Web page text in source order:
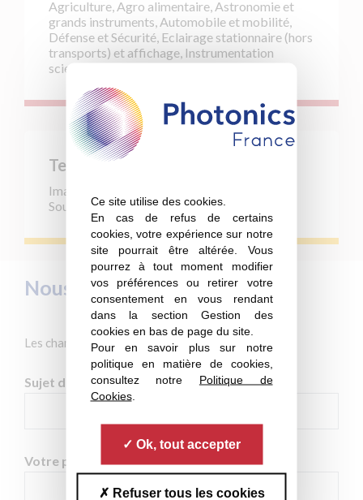
Ce site utilise des cookies.
En cas de refus de certains
cookies, votre expérience sur notre
site pourrait être altérée. Vous
pourrez à tout moment modifier
vos préférences ou retirer votre
consentement en vous rendant
dans la section Gestion des
cookies en bas de page du site.
Pour en savoir plus sur notre
politique en matière de cookies,
consultez notre Politique de
Cookies.
Ok, tout accepter
Refuser tous les cookies
Agriculture, Agro alimentaire, Astronomie et
grands instruments, Automobile et mobilité,
Défense et Sécurité, Eclairage stationnaire (hors
transports) et affichage, Instrumentation
scientifique, Médical et vivant
Technologies
Imageurs, Opto mécanique, Sources Laser,
Sources LED, Spectrométrie, Systèmes Laser
Nous contacter
Les champs marqués d’une * sont obligatoires.
Sujet de votre message*
Votre prénom*